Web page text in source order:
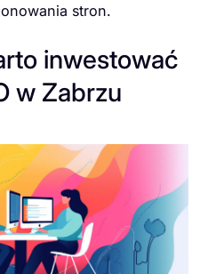
stron.
inwestować
w Zabrzu